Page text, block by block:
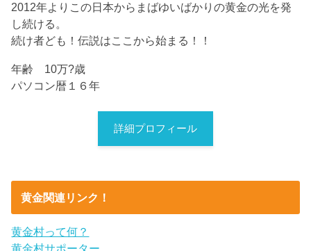
2012年よりこの日本からまばゆいばかりの黄金の光を発
し続ける。
続け者ども！伝説はここから始まる！！
年齢 10万?歳
パソコン暦１６年
詳細プロフィール
黄金関連リンク！
黄金村って何？
黄金村サポーター